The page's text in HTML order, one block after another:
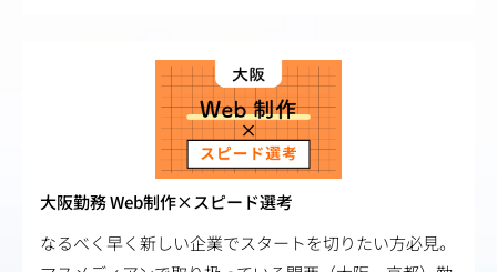
大阪勤務 Web制作×スピード選考
なるべく早く新しい企業でスタートを切りたい方必見。